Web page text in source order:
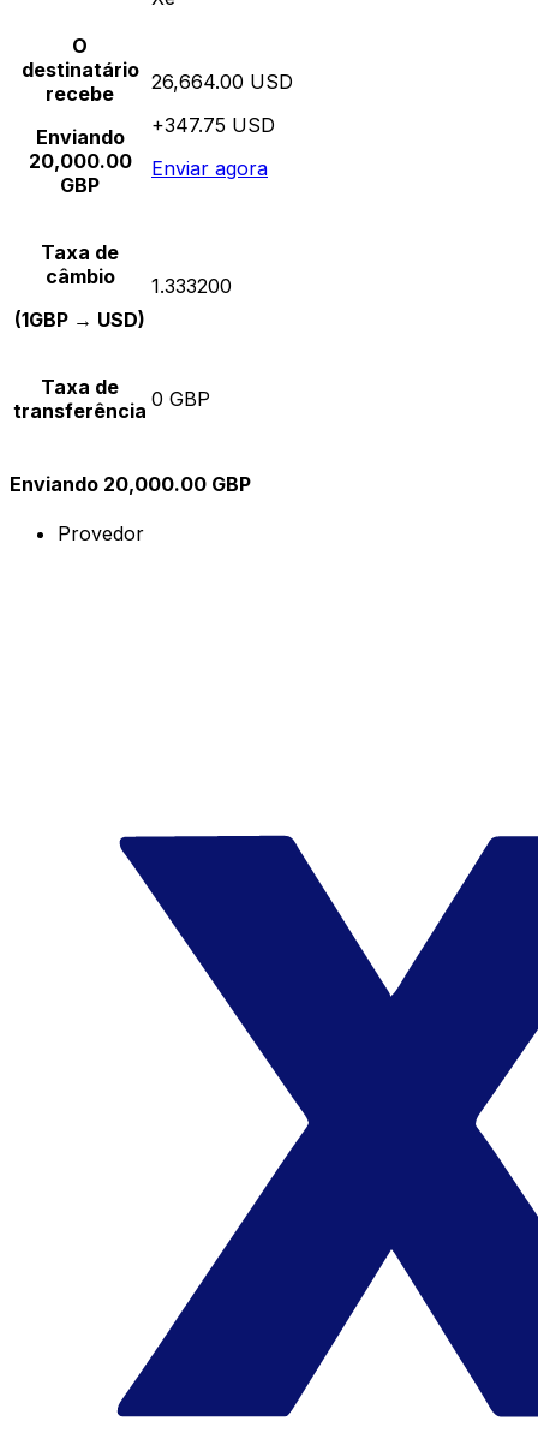
O
destinatário
recebe
Enviando
20,000.00
GBP
26,664.00 USD
+347.75 USD
Enviar agora
Taxa de
câmbio
(1GBP → USD)
1.333200
Taxa de
transferência 0 GBP
Enviando 20,000.00 GBP
Provedor